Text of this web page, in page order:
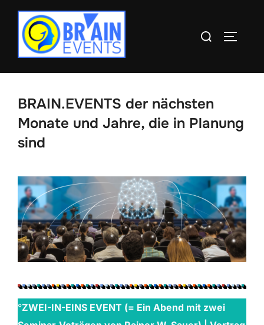
Zum
springen
Suchen
BRAIN.EVENTS der nächsten
Monate und Jahre, die in Planung
sind
°ZWEI-IN-EINS EVENT (= Ein Abend mit zwei